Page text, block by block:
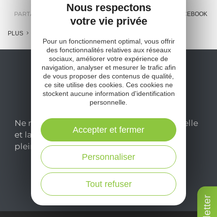
PARTAGER : FACEBOOK
PLUS
Ne manquez pas notre newsletter mensuelle
et laissez-vous inspirer pour profiter
pleinement de votre séjour en Aveyron.
Je m'abonne ici
Nous respectons
votre vie privée
Pour un fonctionnement optimal, vous offrir
des fonctionnalités relatives aux réseaux
sociaux, améliorer votre expérience de
navigation, analyser et mesurer le trafic afin
de vous proposer des contenus de qualité,
ce site utilise des cookies. Ces cookies ne
stockent aucune information d'identification
personnelle.
Tout refuser
Personnaliser
Accepter et fermer